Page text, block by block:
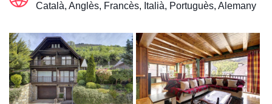
Català, Anglès, Francès, Italià, Portuguès, Alemany